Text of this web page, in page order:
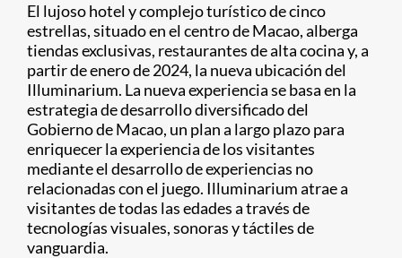
El lujoso hotel y complejo turístico de cinco
estrellas, situado en el centro de Macao, alberga
tiendas exclusivas, restaurantes de alta cocina y, a
partir de enero de 2024, la nueva ubicación del
Illuminarium. La nueva experiencia se basa en la
estrategia de desarrollo diversificado del
Gobierno de Macao, un plan a largo plazo para
enriquecer la experiencia de los visitantes
mediante el desarrollo de experiencias no
relacionadas con el juego. Illuminarium atrae a
visitantes de todas las edades a través de
tecnologías visuales, sonoras y táctiles de
vanguardia.